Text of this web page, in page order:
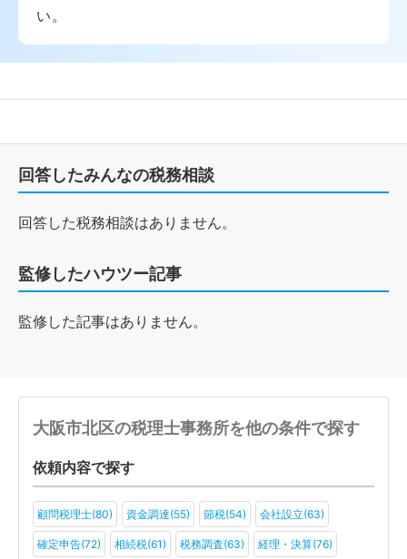
い。
回答したみんなの税務相談
回答した税務相談はありません。
監修したハウツー記事
監修した記事はありません。
大阪市北区の税理士事務所を他の条件で探す
依頼内容で探す
顧問税理士(80) 資金調達(55) 節税(54) 会社設立(63)
確定申告(72) 相続税(61) 税務調査(63) 経理・決算(76)